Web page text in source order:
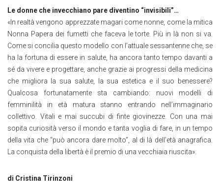
Le donne che invecchiano pare diventino “invisibili”…
«In realtà vengono apprezzate magari come nonne, come la mitica
Nonna Papera dei fumetti che faceva le torte. Più in là non si va.
Come si concilia questo modello con l’attuale sessantenne che, se
ha la fortuna di essere in salute, ha ancora tanto tempo davanti a
sé da vivere e progettare, anche grazie ai progressi della medicina
che migliora la sua salute, la sua estetica e il suo benessere?
Qualcosa fortunatamente sta cambiando: nuovi modelli di
femminilità in età matura stanno entrando nell’immaginario
collettivo. Vitali e mai succubi di finte giovinezze. Con una mai
sopita curiosità verso il mondo e tanta voglia di fare, in un tempo
della vita che “può ancora dare molto”, al di là dell’età anagrafica.
La conquista della libertà è il premio di una vecchiaia riuscita».
di Cristina Tirinzoni